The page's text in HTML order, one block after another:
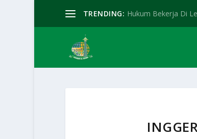
TRENDING: Hukum Bekerja Di